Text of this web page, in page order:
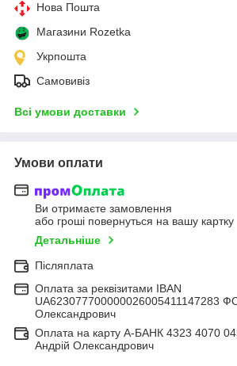
Нова Пошта
Магазини Rozetka
Укрпошта
Самовивіз
Всі умови доставки
Умови оплати
Ви отримаєте замовлення
або гроші повернуться на вашу картку
Детальніше
Післяплата
Оплата за реквізитами IBAN
UA623077700000026005411147283
Олександрович
Оплата на карту А-БАНК 4323 4070
Андрій Олександрович